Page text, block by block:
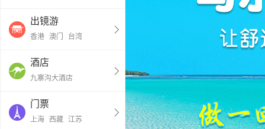
出镜游
香港 澳门 台湾
酒店
九寨沟大酒店
门票
上海 西藏 江苏